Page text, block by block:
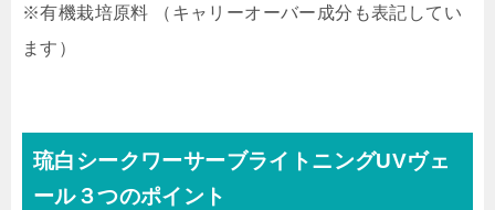
※有機栽培原料 （キャリーオーバー成分も表記してい
ます）
琉白シークワーサーブライトニングUVヴェ
ール３つのポイント